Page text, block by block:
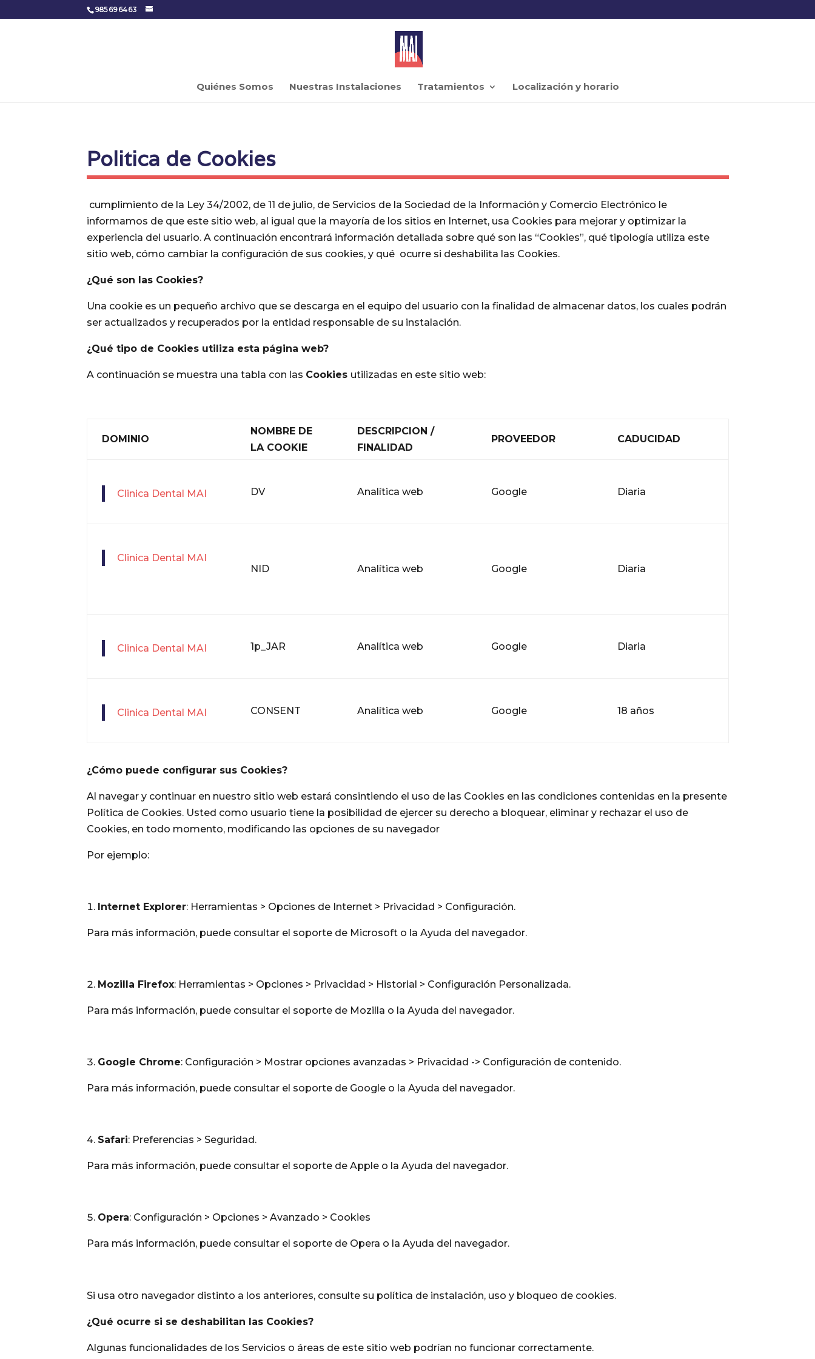
985 69 64 63
Quiénes Somos Nuestras Instalaciones Tratamientos Localización y horario
Politica de Cookies
cumplimiento de la Ley 34/2002, de 11 de julio, de Servicios de la Sociedad de la Información y Comercio Electrónico le
informamos de que este sitio web, al igual que la mayoría de los sitios en Internet, usa Cookies para mejorar y optimizar la
experiencia del usuario. A continuación encontrará información detallada sobre qué son las “Cookies”, qué tipología utiliza este
sitio web, cómo cambiar la configuración de sus cookies, y qué ocurre si deshabilita las Cookies.
¿Qué son las Cookies?
Una cookie es un pequeño archivo que se descarga en el equipo del usuario con la finalidad de almacenar datos, los cuales podrán
ser actualizados y recuperados por la entidad responsable de su instalación.
¿Qué tipo de Cookies utiliza esta página web?
A continuación se muestra una tabla con las Cookies utilizadas en este sitio web:
DOMINIO
NOMBRE DE
LA COOKIE
DESCRIPCION /
FINALIDAD
PROVEEDOR CADUCIDAD
Clinica Dental MAI DV Analítica web Google Diaria
Clinica Dental MAI
NID
Analítica web Google Diaria
Clinica Dental MAI 1p_JAR Analítica web Google Diaria
Clinica Dental MAI CONSENT Analítica web Google 18 años
¿Cómo puede configurar sus Cookies?
Al navegar y continuar en nuestro sitio web estará consintiendo el uso de las Cookies en las condiciones contenidas en la presente
Política de Cookies. Usted como usuario tiene la posibilidad de ejercer su derecho a bloquear, eliminar y rechazar el uso de
Cookies, en todo momento, modificando las opciones de su navegador
Por ejemplo:
Internet Explorer: Herramientas > Opciones de Internet > Privacidad > Configuración.
Para más información, puede consultar el soporte de Microsoft o la Ayuda del navegador.
Mozilla Firefox: Herramientas > Opciones > Privacidad > Historial > Configuración Personalizada.
Para más información, puede consultar el soporte de Mozilla o la Ayuda del navegador.
Google Chrome: Configuración > Mostrar opciones avanzadas > Privacidad -> Configuración de contenido.
Para más información, puede consultar el soporte de Google o la Ayuda del navegador.
Safari: Preferencias > Seguridad.
Para más información, puede consultar el soporte de Apple o la Ayuda del navegador.
Opera: Configuración > Opciones > Avanzado > Cookies
Para más información, puede consultar el soporte de Opera o la Ayuda del navegador.
Si usa otro navegador distinto a los anteriores, consulte su política de instalación, uso y bloqueo de cookies.
¿Qué ocurre si se deshabilitan las Cookies?
Algunas funcionalidades de los Servicios o áreas de este sitio web podrían no funcionar correctamente.